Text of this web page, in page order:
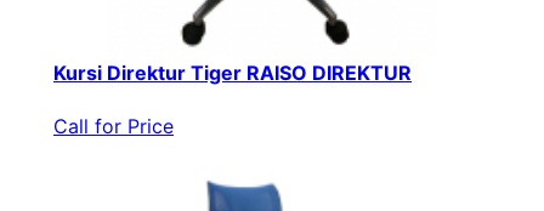
Kursi Direktur Tiger RAISO DIREKTUR
Call for Price